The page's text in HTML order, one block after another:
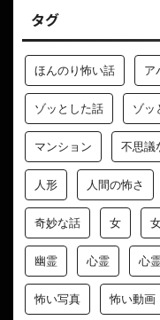
タグ
ほんのり怖い話 ア
ゾッとした話 ゾッ
マンション 不思議
人形 人間の怖さ
奇妙な話 女
幽霊 心霊 心
怖い写真 怖い動画